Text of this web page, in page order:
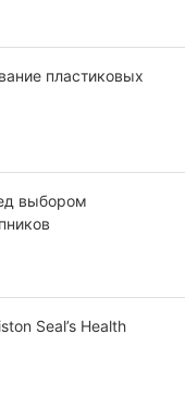
пластиковых
выбором
Seal’s Health